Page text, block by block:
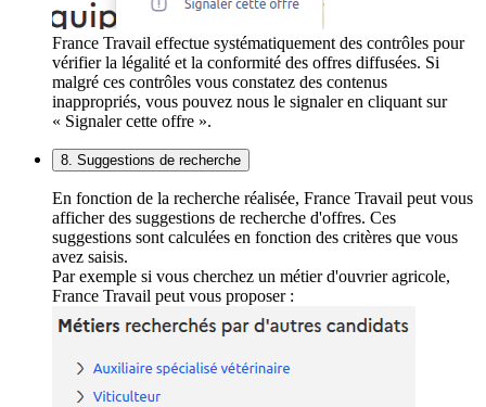
France Travail effectue systématiquement des contrôles pour
vérifier la légalité et la conformité des offres diffusées. Si
malgré ces contrôles vous constatez des contenus
inappropriés, vous pouvez nous le signaler en cliquant sur
« Signaler cette offre ».
8. Suggestions de recherche
En fonction de la recherche réalisée, France Travail peut vous
afficher des suggestions de recherche d'offres. Ces
suggestions sont calculées en fonction des critères que vous
avez saisis.
Par exemple si vous cherchez un métier d'ouvrier agricole,
France Travail peut vous proposer :